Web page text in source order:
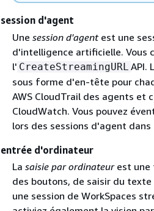
session d'agent
Une session d'agentest une
d'intelligence artificielle. Vous
l' CreateStreamingURL API.
sous forme d'en-tête pour
AWS CloudTrail des agents et
CloudWatch. Vous pouvez
lors des sessions d'agent
entrée d'ordinateur
La saisie par ordinateurest une
des boutons, de saisir du
une session de WorkSpaces